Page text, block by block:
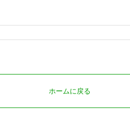
ホームに戻る